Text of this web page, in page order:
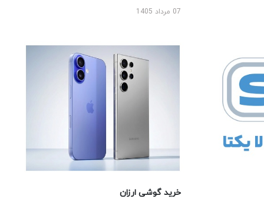
07 مرداد 1405
خرید گوشی ارزان